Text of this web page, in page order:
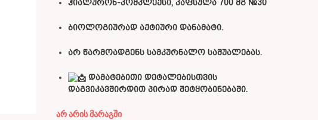
ჰიალურონ-კომპლექსი, კაფსულა 700 მგ №30
ბიოლოგიურად აქტიური დანამატი.
არ წარმოადგენს სამკურნალო საშუალებას.
დამატებითი დეტალებისთვის
დაგვიკავშირდით პირად შეტყობინებაში.
არ არის მარაგში